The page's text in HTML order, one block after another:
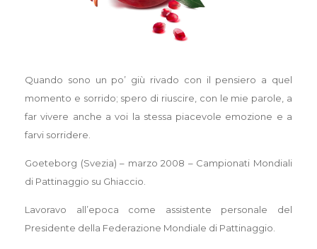
Quando sono un po’ giù rivado con il pensiero a quel
momento e sorrido; spero di riuscire, con le mie parole, a
far vivere anche a voi la stessa piacevole emozione e a
farvi sorridere.
Goeteborg (Svezia) – marzo 2008 – Campionati Mondiali
di Pattinaggio su Ghiaccio.
Lavoravo all’epoca come assistente personale del
Presidente della Federazione Mondiale di Pattinaggio.